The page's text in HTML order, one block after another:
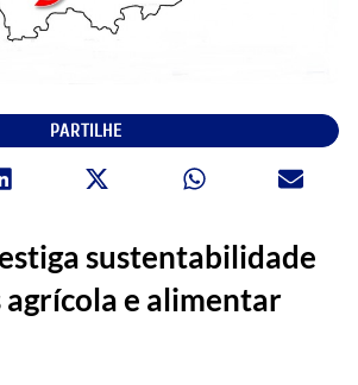
PARTILHE
sustentabilidade
agrícola e alimentar